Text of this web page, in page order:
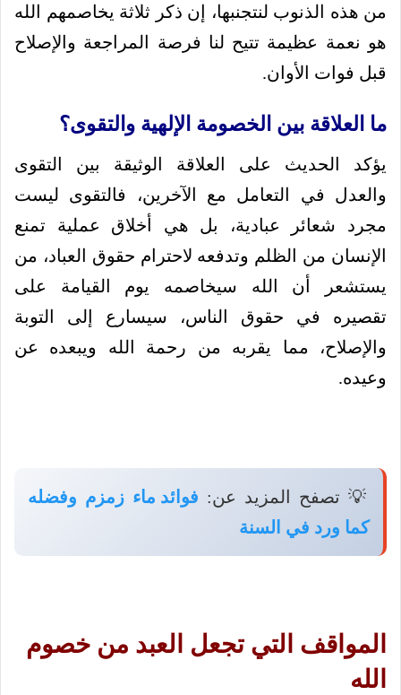
من هذه الذنوب لنتجنبها، إن ذكر ثلاثة يخاصمهم الله
هو نعمة عظيمة تتيح لنا فرصة المراجعة والإصلاح
قبل فوات الأوان.
ما العلاقة بين الخصومة الإلهية والتقوى؟
يؤكد الحديث على العلاقة الوثيقة بين التقوى
والعدل في التعامل مع الآخرين، فالتقوى ليست
مجرد شعائر عبادية، بل هي أخلاق عملية تمنع
الإنسان من الظلم وتدفعه لاحترام حقوق العباد، من
يستشعر أن الله سيخاصمه يوم القيامة على
تقصيره في حقوق الناس، سيسارع إلى التوبة
والإصلاح، مما يقربه من رحمة الله ويبعده عن
وعيده.
💡 تصفح المزيد عن: فوائد ماء زمزم وفضله
كما ورد في السنة
المواقف التي تجعل العبد من خصوم
الله